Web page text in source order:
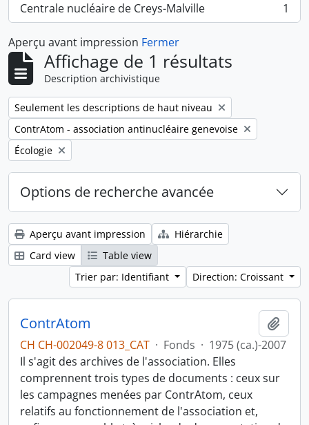
Centrale nucléaire de Creys-Malville
, 1 résultats 1
Aperçu avant impression Fermer
Affichage de 1 résultats
Description archivistique
Remove filter:
Seulement les descriptions de haut niveau
Remove filter:
ContrAtom - association antinucléaire genevoise
Remove filter:
Écologie
Options de recherche avancée
Aperçu avant impression
Hiérarchie
Card view
Table view
Trier par: Identifiant
Direction: Croissant
ContrAtom
CH CH-002049-8 013_CAT · Fonds · 1975 (ca.)-2007
Il s'agit des archives de l'association. Elles
comprennent trois types de documents : ceux sur
les campagnes menées par ContrAtom, ceux
relatifs au fonctionnement de l'association et,